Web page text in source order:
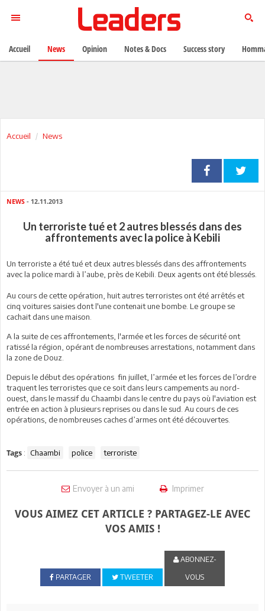
Accueil News
NEWS - 12.11.2013
Un terroriste tué et 2 autres blessés dans des
affrontements avec la police à Kebili
Un terroriste a été tué et deux autres blessés dans des affrontements
avec la police mardi à l’aube, près de Kebili. Deux agents ont été blessés.
Au cours de cette opération, huit autres terroristes ont été arrêtés et
cinq voitures saisies dont l'une contenait une bombe. Le groupe se
cachait dans une maison.
A la suite de ces affrontements, l'armée et les forces de sécurité ont
ratissé la région, opérant de nombreuses arrestations, notamment dans
la zone de Douz.
Depuis le début des opérations fin juillet, l’armée et les forces de l’ordre
traquent les terroristes que ce soit dans leurs campements au nord-
ouest, dans le massif du Chaambi dans le centre du pays où l'aviation est
entrée en action à plusieurs reprises ou dans le sud. Au cours de ces
opérations, de nombreuses caches d’armes ont été découvertes.
Tags : Chaambi police terroriste
Envoyer à un ami Imprimer
VOUS AIMEZ CET ARTICLE ? PARTAGEZ-LE AVEC
VOS AMIS !
PARTAGER TWEETER
ABONNEZ-
VOUS
Accueil News Opinion Notes & Docs Success story